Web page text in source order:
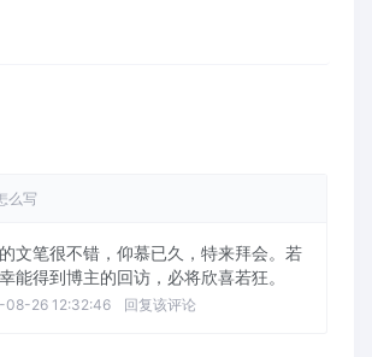
么写
文笔很不错，仰慕已久，特来拜会。若
能得到博主的回访，必将欣喜若狂。
08-26 12:32:46 回复该评论